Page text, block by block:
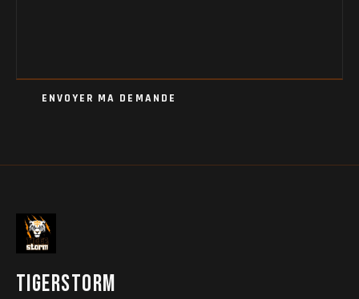
ENVOYER MA DEMANDE
TIGERSTORM